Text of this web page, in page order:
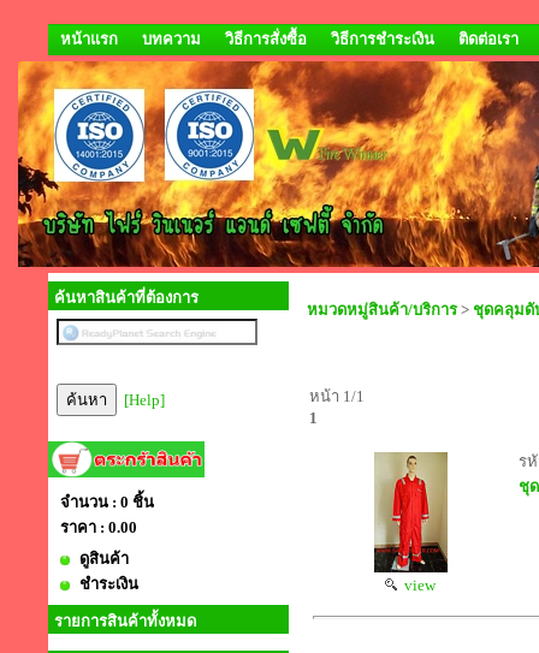
หน้าแรก บทความ วิธีการสั่งซื้อ วิธีการชำระเงิน ติดต่อเรา
ค้นหาสินค้าที่ต้องการ
[Help]
จำนวน : 0 ชิ้น
ราคา : 0.00
ดูสินค้า
ชำระเงิน
รายการสินค้าทั้งหมด
หมวดหมู่สินค้า/บริการ > ชุดคลุมดั
หน้า 1/1
1
view
ร
ชุ